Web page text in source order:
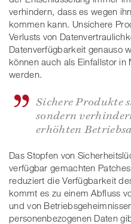
verhindern, dass es wegen
kommen kann. Unsichere
Verlusts von
Datenverfügbarkeit genauso
können auch als Einfallstor
werden.
Sichere Produkte
sondern
erhöhten
Das Stopfen von
verfügbar gemachten
reduziert die Verfügbarkeit
kommt es zu einem Abfluss
und von
personenbezogenen Daten